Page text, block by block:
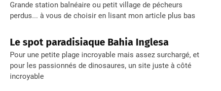
Grande station balnéaire ou petit village de pécheurs
perdus... à vous de choisir en lisant mon article plus bas
Le spot paradisiaque Bahia Inglesa
Pour une petite plage incroyable mais assez surchargé, et
pour les passionnés de dinosaures, un site juste à côté
incroyable